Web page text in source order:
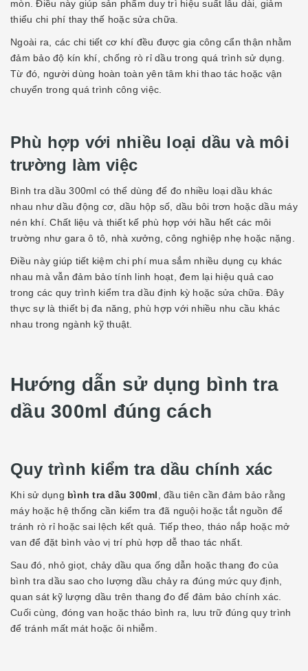
mòn. Điều này giúp sản phẩm duy trì hiệu suất lâu dài, giảm
thiểu chi phí thay thế hoặc sửa chữa.
Ngoài ra, các chi tiết cơ khí đều được gia công cẩn thận nhằm
đảm bảo độ kín khí, chống rò rỉ dầu trong quá trình sử dụng.
Từ đó, người dùng hoàn toàn yên tâm khi thao tác hoặc vận
chuyển trong quá trình công việc.
Phù hợp với nhiều loại dầu và môi
trường làm việc
Bình tra dầu 300ml có thể dùng để đo nhiều loại dầu khác
nhau như dầu động cơ, dầu hộp số, dầu bôi trơn hoặc dầu máy
nén khí. Chất liệu và thiết kế phù hợp với hầu hết các môi
trường như gara ô tô, nhà xưởng, công nghiệp nhẹ hoặc nặng.
Điều này giúp tiết kiệm chi phí mua sắm nhiều dụng cụ khác
nhau mà vẫn đảm bảo tính linh hoạt, đem lại hiệu quả cao
trong các quy trình kiểm tra dầu định kỳ hoặc sửa chữa. Đây
thực sự là thiết bị đa năng, phù hợp với nhiều nhu cầu khác
nhau trong ngành kỹ thuật.
Hướng dẫn sử dụng bình tra
dầu 300ml đúng cách
Quy trình kiểm tra dầu chính xác
Khi sử dụng bình tra dầu 300ml, đầu tiên cần đảm bảo rằng
máy hoặc hệ thống cần kiểm tra đã nguội hoặc tắt nguồn để
tránh rò rỉ hoặc sai lệch kết quả. Tiếp theo, tháo nắp hoặc mở
van để đặt bình vào vị trí phù hợp dễ thao tác nhất.
Sau đó, nhỏ giọt, chảy dầu qua ống dẫn hoặc thang đo của
bình tra dầu sao cho lượng dầu chảy ra đúng mức quy định,
quan sát kỹ lượng dầu trên thang đo để đảm bảo chính xác.
Cuối cùng, đóng van hoặc tháo bình ra, lưu trữ đúng quy trình
để tránh mất mát hoặc ôi nhiễm.